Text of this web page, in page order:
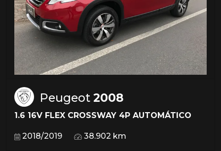
Peugeot 2008
1.6 16V FLEX CROSSWAY 4P AUTOMÁTICO
2018/2019 38.902 km